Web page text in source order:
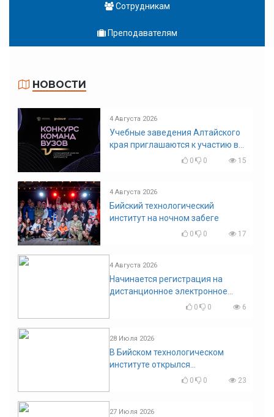
Сотрудникам
Преподавателям
НОВОСТИ
4 Августа 2026
Учебные заведения Алтайского
края приглашаются к участию в
конкурсе команд вузов
0 0 15
4 Августа 2026
Бийский технологический
институт на ночном забеге
0 0 17
4 Августа 2026
Начинается регистрация на
дистанционное электронное
голосование на выборы!
0 0 6
28 Июля 2026
В Бийском технологическом
институте открылся
диссертационный совет!
0 0 23
27 Июля 2026